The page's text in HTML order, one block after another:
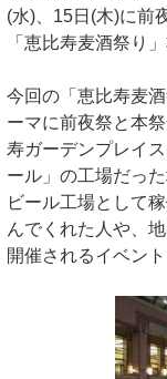
(水)、15日(木)に前
「恵比寿麦酒祭り
今回の「恵比寿麦
ーマに前夜祭と本
寿ガーデンプレイ
ール」の工場だっ
ビール工場として
んでくれた人や、
開催されるイベン